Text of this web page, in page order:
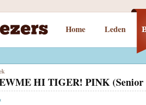
Home Leden
HI TIGER! PINK (Senior